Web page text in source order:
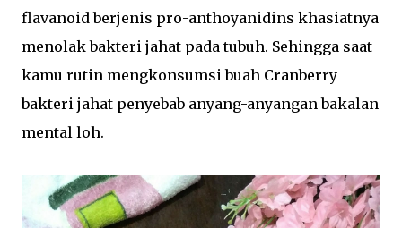
flavanoid berjenis pro-anthoyanidins khasiatnya
menolak bakteri jahat pada tubuh. Sehingga saat
kamu rutin mengkonsumsi buah Cranberry
bakteri jahat penyebab anyang-anyangan bakalan
mental loh.